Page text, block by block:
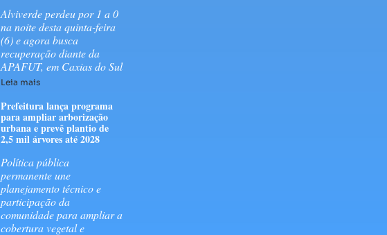
Alviverde perdeu por 1 a 0
na noite desta quinta-feira
(6) e agora busca
recuperação diante da
APAFUT, em Caxias do Sul
Leia mais
Prefeitura lança programa
para ampliar arborização
urbana e prevê plantio de
2,5 mil árvores até 2028
Política pública
permanente une
planejamento técnico e
participação da
comunidade para ampliar a
cobertura vegetal e